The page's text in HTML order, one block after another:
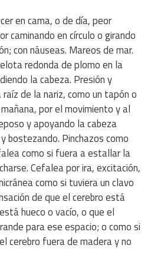
en cama, o de día, peor
caminando en círculo o girando
con náuseas. Mareos de mar.
redonda de plomo en la
la cabeza. Presión y
de la nariz, como un tapón o
por el movimiento y al
y apoyando la cabeza
bostezando. Pinchazos como
como si fuera a estallar la
Cefalea por ira, excitación,
como si tuviera un clavo
de que el cerebro está
hueco o vacío, o que el
para ese espacio; o como si
cerebro fuera de madera y no